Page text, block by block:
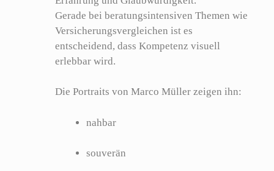
Gerade bei beratungsintensiven Themen wie
Versicherungsvergleichen ist es
entscheidend, dass Kompetenz visuell
erlebbar wird.
Die Portraits von Marco Müller zeigen ihn:
nahbar
souverän